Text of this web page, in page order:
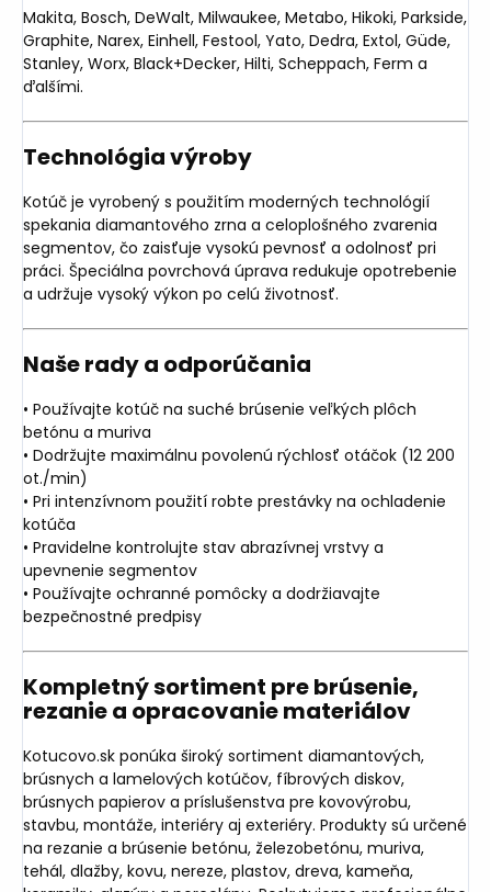
Makita, Bosch, DeWalt, Milwaukee, Metabo, Hikoki, Parkside,
Graphite, Narex, Einhell, Festool, Yato, Dedra, Extol, Güde,
Stanley, Worx, Black+Decker, Hilti, Scheppach, Ferm a
ďalšími.
Technológia výroby
Kotúč je vyrobený s použitím moderných technológií
spekania diamantového zrna a celoplošného zvarenia
segmentov, čo zaisťuje vysokú pevnosť a odolnosť pri
práci. Špeciálna povrchová úprava redukuje opotrebenie
a udržuje vysoký výkon po celú životnosť.
Naše rady a odporúčania
• Používajte kotúč na suché brúsenie veľkých plôch
betónu a muriva
• Dodržujte maximálnu povolenú rýchlosť otáčok (12 200
ot./min)
• Pri intenzívnom použití robte prestávky na ochladenie
kotúča
• Pravidelne kontrolujte stav abrazívnej vrstvy a
upevnenie segmentov
• Používajte ochranné pomôcky a dodržiavajte
bezpečnostné predpisy
Kompletný sortiment pre brúsenie,
rezanie a opracovanie materiálov
Kotucovo.sk ponúka široký sortiment diamantových,
brúsnych a lamelových kotúčov, fíbrových diskov,
brúsnych papierov a príslušenstva pre kovovýrobu,
stavbu, montáže, interiéry aj exteriéry. Produkty sú určené
na rezanie a brúsenie betónu, železobetónu, muriva,
tehál, dlažby, kovu, nereze, plastov, dreva, kameňa,